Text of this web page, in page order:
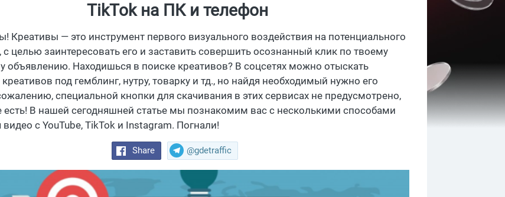
TikTok на ПК и телефон
Креативы — это инструмент первого визуального воздействия на потенциального
с целью заинтересовать его и заставить совершить осознанный клик по твоему
объявлению. Находишься в поиске креативов? В соцсетях можно отыскать
под гемблинг, нутру, товарку и тд., но найдя необходимый нужно его
специальной кнопки для скачивания в этих сервисах не предусмотрено,
есть! В нашей сегодняшней статье мы познакомим вас с несколькими способами
видео с YouTube, TikTok и Instagram. Погнали!
Share @gdetraffic